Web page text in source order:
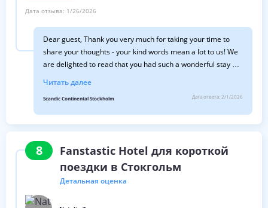
Дата отзыва: 1/26/2026
Dear guest, Thank you very much for taking your time to
share your thoughts - your kind words mean a lot to us! We
are delighted to read that you had such a wonderful stay at
Читать далее
Scandic Continental Stockholm Дата ответа: 2/1/2026
8
Fanstastic Hotel для короткой
поездки в Стокгольм
Детальная оценка